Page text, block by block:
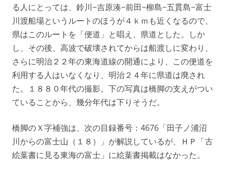
る人にとっては、鈴川−吉原湊−前田−柳島−五貫島−富士
川渡船場というルートのほうが４ｋｍも近くなるので、
県はこのルートを「便道」と唱え、県道とした。しか
し、その後、高波で破壊されてからは船渡しに変わり、
さらに明治２２年の東海道線の開通により、この便道を
利用する人はいなくなり、明治２４年に県道は廃され
た。１８８０年代の撮影。下の写真は橋脚の支えがつい
ていることから、幾分年代は下りそうだ。
橋脚のＸ字補強は、次の目録番号：4676「田子ノ浦沼
川からの富士山（１８）」が解説しているが、ＨＰ「古
絵葉書に見る東海の富士」に絵葉書掲載はなかった。